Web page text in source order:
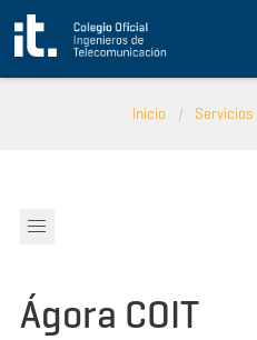
Pasar al contenido principal
Inicio Servicios
Ágora COIT